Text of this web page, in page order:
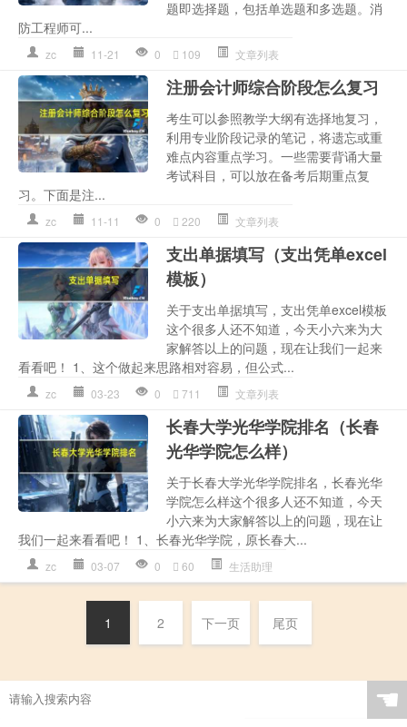
题即选择题，包括单选题和多选题。消
防工程师可...
zc 11-21 0 109 文章列表
注册会计师综合阶段怎么复习
考生可以参照教学大纲有选择地复习，
利用专业阶段记录的笔记，将遗忘或重
难点内容重点学习。一些需要背诵大量
考试科目，可以放在备考后期重点复
习。下面是注...
zc 11-11 0 220 文章列表
支出单据填写（支出凭单excel
模板）
关于支出单据填写，支出凭单excel模板
这个很多人还不知道，今天小六来为大
家解答以上的问题，现在让我们一起来
看看吧！ 1、这个做起来思路相对容易，但公式...
zc 03-23 0 711 文章列表
长春大学光华学院排名（长春
光华学院怎么样）
关于长春大学光华学院排名，长春光华
学院怎么样这个很多人还不知道，今天
小六来为大家解答以上的问题，现在让
我们一起来看看吧！ 1、长春光华学院，原长春大...
zc 03-07 0 60 生活助理
1 2 下一页 尾页
☚